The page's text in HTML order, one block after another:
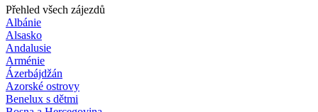
Přehled všech zájezdů
Albánie
Alsasko
Andalusie
Arménie
Ázerbájdžán
Azorské ostrovy
Benelux s dětmi